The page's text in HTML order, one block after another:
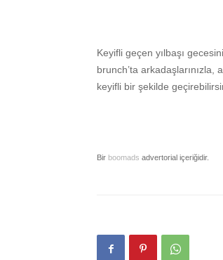
Keyifli geçen yılbaşı
brunch’ta arkadaşlarınızla,
keyifli bir şekilde
Bir boomads advertorial içeriğidir.